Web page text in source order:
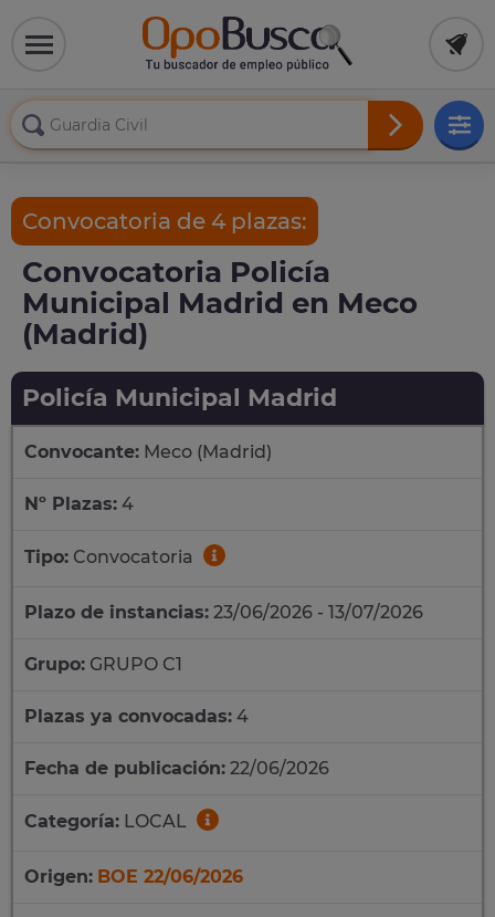
Convocatoria de 4 plazas:
Convocatoria Policía
Municipal Madrid en Meco
(Madrid)
Policía Municipal Madrid
Convocante: Meco (Madrid)
Nº Plazas: 4
Tipo: Convocatoria
Plazo de instancias: 23/06/2026 - 13/07/2026
Grupo: GRUPO C1
Plazas ya convocadas: 4
Fecha de publicación: 22/06/2026
Categoría: LOCAL
Origen: BOE 22/06/2026